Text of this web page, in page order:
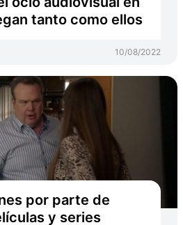
tanto como ellos
10/08/2022
por parte de
y series